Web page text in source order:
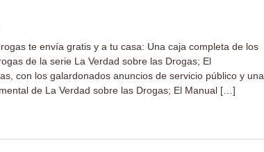
te envía gratis y a tu casa: Una caja completa de los
de la serie La Verdad sobre las Drogas; El
con los galardonados anuncios de servicio público y una
de La Verdad sobre las Drogas; El Manual […]